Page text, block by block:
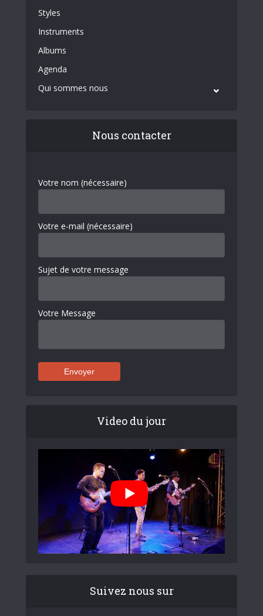
Styles
Instruments
Albums
Agenda
Qui sommes nous
Nous contacter
Votre nom (nécessaire)
Votre e-mail (nécessaire)
Sujet de votre message
Votre Message
Video du jour
Suivez nous sur